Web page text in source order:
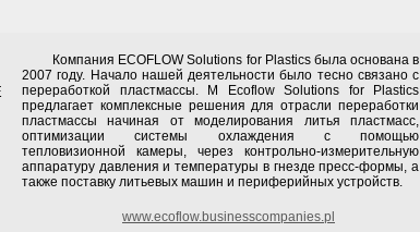
Компания ECOFLOW Solutions for Plastics была основана в
2007 году. Начало нашей деятельности было тесно связано с
переработкой пластмассы. М Ecoflow Solutions for Plastics
предлагает комплексные решения для отрасли переработки
пластмассы начиная от моделирования литья пластмасс,
оптимизации системы охлаждения с помощью
тепловизионной камеры, через контрольно-измерительную
аппаратуру давления и температуры в гнезде пресс-формы, а
также поставку литьевых машин и периферийных устройств.
www.ecoflow.businesscompanies.pl